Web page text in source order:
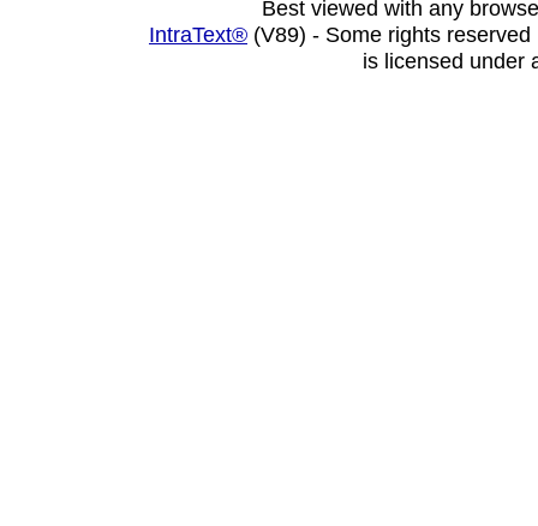
Best viewed with any
IntraText® (V89) - Some rights
is licensed under